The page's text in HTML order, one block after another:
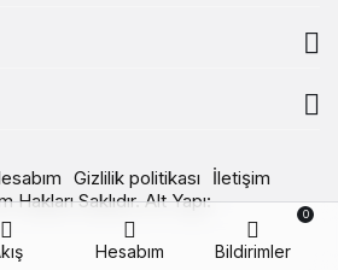
Gizlilik politikası
İletişim
Saklıdır. Alt Yapı:
Hesabım Bildirimler
0